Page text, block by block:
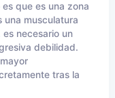
es que es una zona
una musculatura
necesario un
debilidad.
tras la